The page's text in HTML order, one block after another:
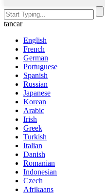
tancar
English
French
German
Portuguese
Spanish
Russian
Japanese
Korean
Arabic
Irish
Greek
Turkish
Italian
Danish
Romanian
Indonesian
Czech
Afrikaans